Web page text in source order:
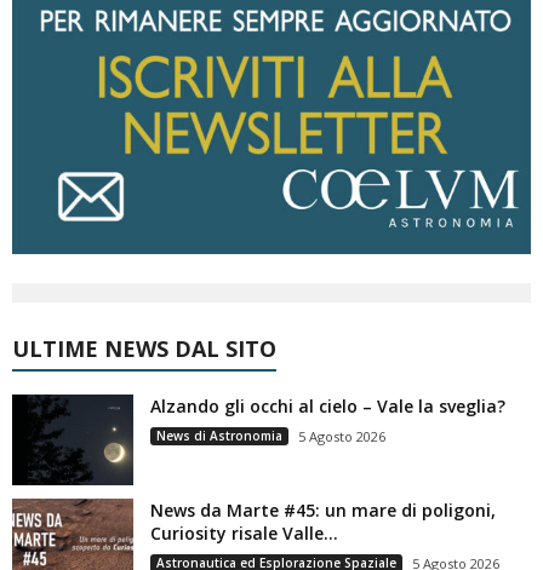
ULTIME NEWS DAL SITO
Alzando gli occhi al cielo – Vale la sveglia?
News di Astronomia 5 Agosto 2026
News da Marte #45: un mare di poligoni,
Curiosity risale Valle...
Astronautica ed Esplorazione Spaziale 5 Agosto 2026